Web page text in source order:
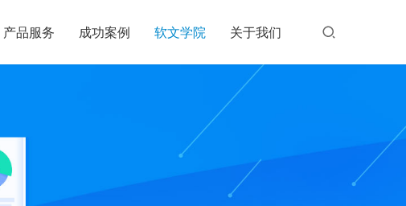
产品服务 成功案例 软文学院 关于我们